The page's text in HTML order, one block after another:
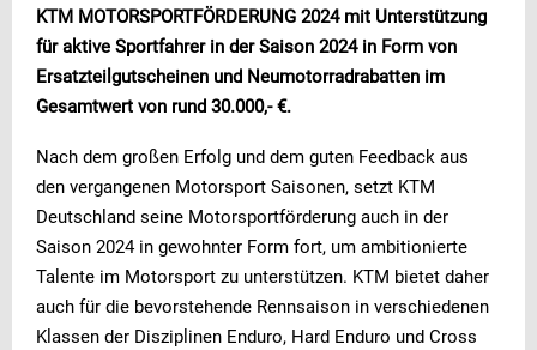
KTM MOTORSPORTFÖRDERUNG 2024 mit Unterstützung
für aktive Sportfahrer in der Saison 2024 in Form von
Ersatzteilgutscheinen und Neumotorradrabatten im
Gesamtwert von rund 30.000,- €.
Nach dem großen Erfolg und dem guten Feedback aus
den vergangenen Motorsport Saisonen, setzt KTM
Deutschland seine Motorsportförderung auch in der
Saison 2024 in gewohnter Form fort, um ambitionierte
Talente im Motorsport zu unterstützen. KTM bietet daher
auch für die bevorstehende Rennsaison in verschiedenen
Klassen der Disziplinen Enduro, Hard Enduro und Cross